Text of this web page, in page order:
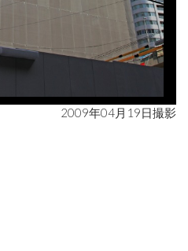
2009年04月19日撮影